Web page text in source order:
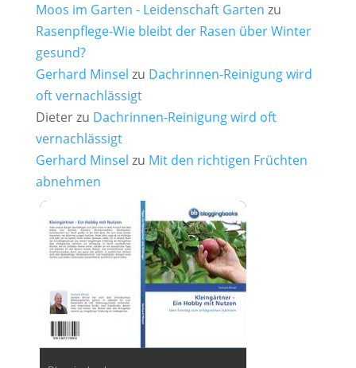
Moos im Garten - Leidenschaft Garten zu
Rasenpflege-Wie bleibt der Rasen über Winter
gesund?
Gerhard Minsel zu Dachrinnen-Reinigung wird
oft vernachlässigt
Dieterzu Dachrinnen-Reinigung wird oft
vernachlässigt
Gerhard Minsel zu Mit den richtigen Früchten
abnehmen